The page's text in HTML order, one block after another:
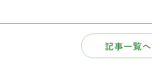
記事一覧へ